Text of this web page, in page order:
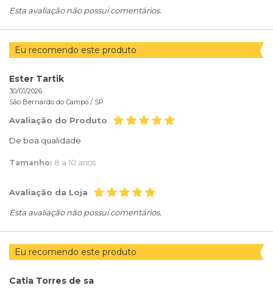
Esta avaliação não possui comentários.
Eu recomendo este produto
Ester Tartik
30/01/2026
São Bernardo do Campo / SP
Avaliação do Produto
De boa qualidade
Tamanho: 8 a 10 anos
Avaliação da Loja
Esta avaliação não possui comentários.
Eu recomendo este produto
Catia Torres de sa